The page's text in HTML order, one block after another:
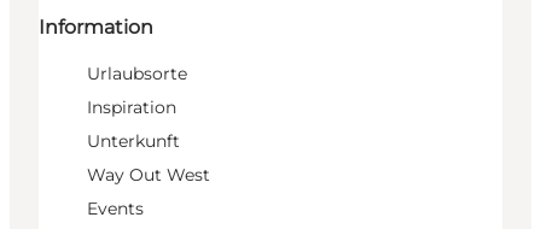
Information
Urlaubsorte
Inspiration
Unterkunft
Way Out West
Events